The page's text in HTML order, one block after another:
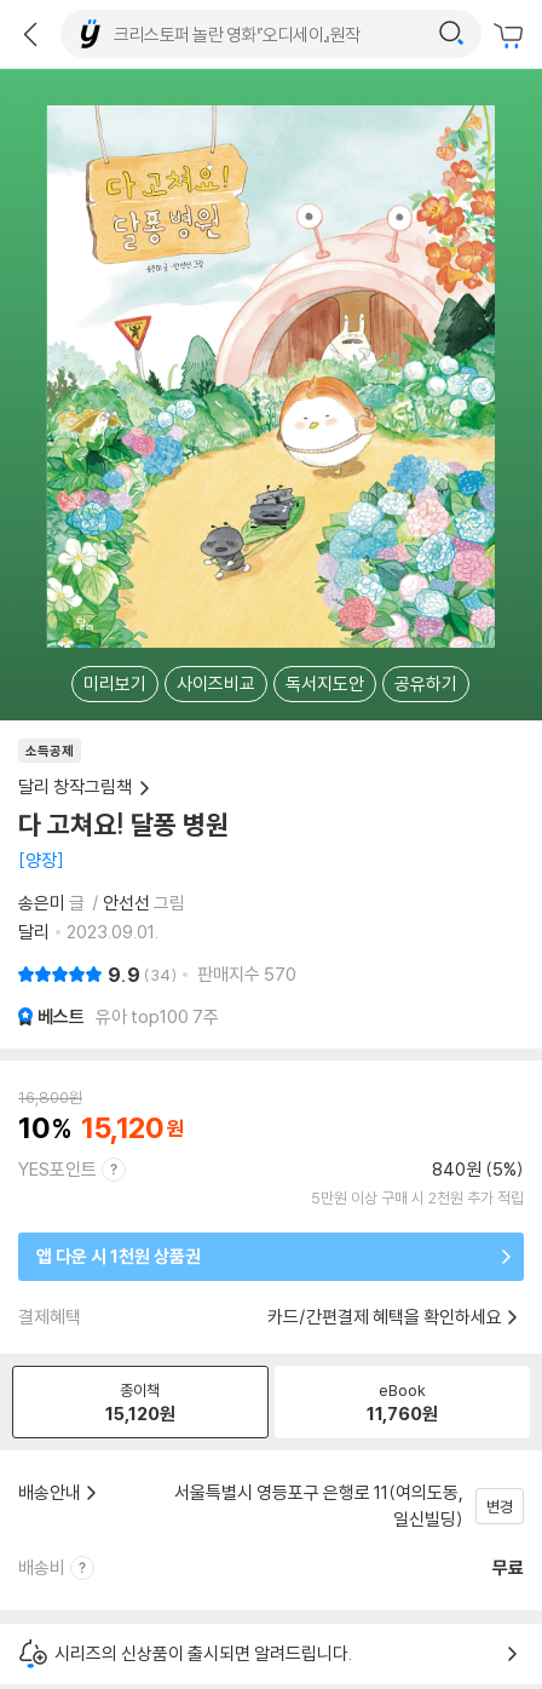
미리보기 사이즈비교 독서지도안 공유하기
소득공제
달리 창작그림책
다 고쳐요! 달퐁 병원
양장
송은미 글 안선선 그림
달리
2023.09.01.
9.9 34 판매지수 570
베스트 유아 top100 7주
16,800원
10 15,120
YES포인트 840원 (5%)
5만원 이상 구매 시 2천원 추가 적립
앱 다운 시 1천원 상품권
결제혜택 카드/간편결제 혜택을 확인하세요
종이책
15,120원
eBook
11,760원
배송안내
서울특별시 영등포구 은행로 11(여의도동,
일신빌딩)
변경
배송비 무료
시리즈의 신상품이 출시되면 알려드립니다.